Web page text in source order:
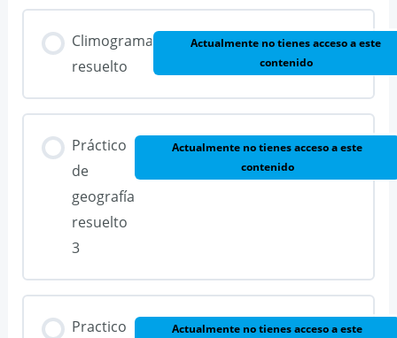
Climograma
resuelto
Actualmente no tienes acceso a este
contenido
Práctico
de
geografía
resuelto
3
Actualmente no tienes acceso a este
contenido
Practico
Actualmente no tienes acceso a este